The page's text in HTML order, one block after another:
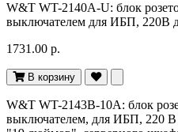
W&T WT-2140A-U: блок
выключателем для ИБП, 220В
1731.00 р.
В корзину
W&T WT-2143B-10A: блок
выключателем, для ИБП, 220 В